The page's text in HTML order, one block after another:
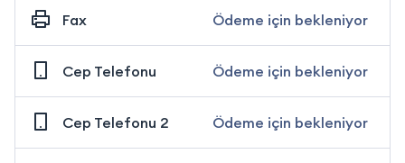
Fax Ödeme için bekleniyor
Cep Telefonu Ödeme için bekleniyor
Cep Telefonu 2 Ödeme için bekleniyor